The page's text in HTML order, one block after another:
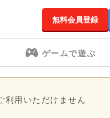
無料会員登録
ゲームで遊ぶ
利用いただけません